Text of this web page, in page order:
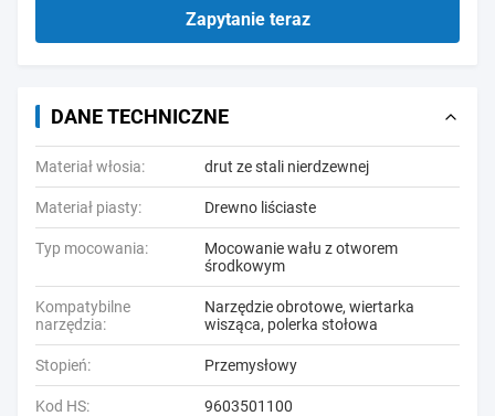
Zapytanie teraz
DANE TECHNICZNE
Materiał włosia: drut ze stali nierdzewnej
Materiał piasty: Drewno liściaste
Typ mocowania:
Mocowanie wału z otworem
środkowym
Kompatybilne
narzędzia:
Narzędzie obrotowe, wiertarka
wisząca, polerka stołowa
Stopień: Przemysłowy
Kod HS: 9603501100